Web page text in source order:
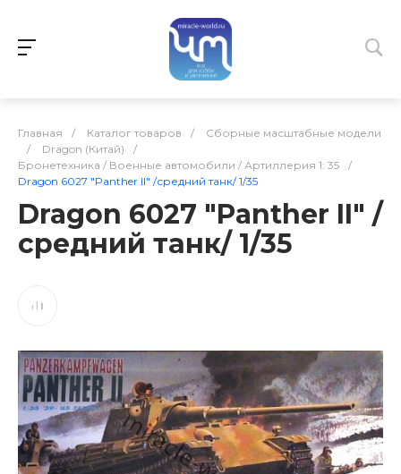
Главная / Каталог товаров /
Сборные масштабные модели
/
Dragon (Китай)
/
Бронетехника / Военные автомобили / Артиллерия 1: 35
/
Dragon 6027 "Panther II" /средний танк/ 1/35
Dragon 6027 "Panther II" /
средний танк/ 1/35